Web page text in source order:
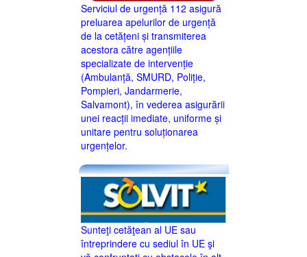
Serviciul de urgență 112 asigură
preluarea apelurilor de urgență
de la cetățeni și transmiterea
acestora către agențiile
specializate de intervenție
(Ambulanță, SMURD, Poliție,
Pompieri, Jandarmerie,
Salvamont), în vederea asigurării
unei reacții imediate, uniforme și
unitare pentru soluționarea
urgențelor.
Sunteţi cetăţean al UE sau
întreprindere cu sediul în UE şi